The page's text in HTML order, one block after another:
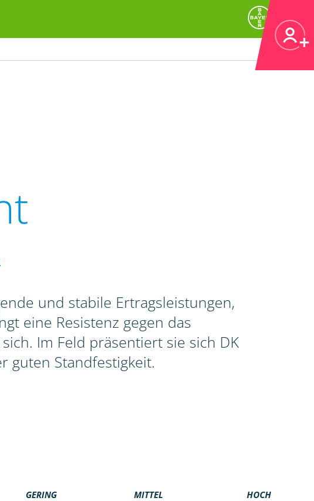
und stabile Ertragsleistungen,
eine Resistenz gegen das
Im Feld präsentiert sie sich DK
guten Standfestigkeit.
GERING MITTEL HOCH